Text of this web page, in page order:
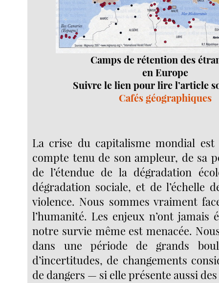
Camps de rétention des
en Europe
Suivre le lien pour lire l’article
Cafés géographiques
La crise du capitalisme mondial est
compte tenu de son ampleur, de sa
de l’étendue de la dégradation
dégradation sociale, et de l’échelle
violence. Nous sommes vraiment
l’humanité. Les enjeux n’ont jamais
notre survie même est menacée.
dans une période de grands
d’incertitudes, de changements
de dangers — si elle présente aussi